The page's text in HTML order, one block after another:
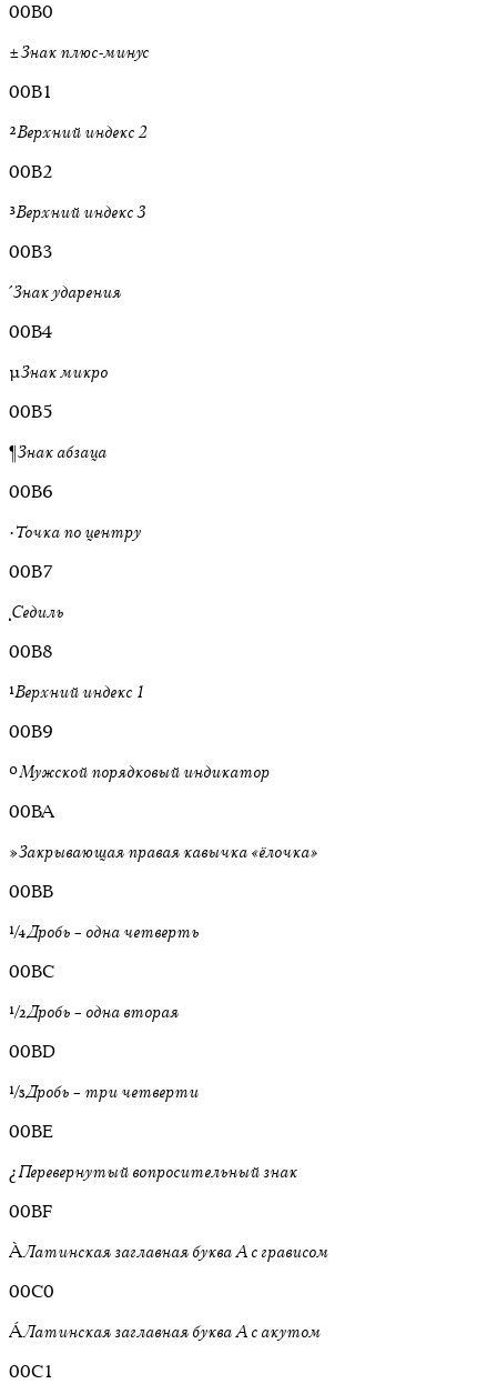
00B0
±Знак плюс-минус
00B1
²Верхний индекс 2
00B2
³Верхний индекс 3
00B3
´Знак ударения
00B4
µЗнак микро
00B5
¶Знак абзаца
00B6
·Точка по центру
00B7
Седиль
00B8
¹Верхний индекс 1
00B9
ºМужской порядковый индикатор
00BA
»Закрывающая правая кавычка «ёлочка»
00BB
¼Дробь – одна четверть
00BC
½Дробь – одна вторая
00BD
¾Дробь – три четверти
00BE
¿Перевернутый вопросительный знак
00BF
ÀЛатинская заглавная буква A с грависом
00C0
ÁЛатинская заглавная буква A с акутом
00C1